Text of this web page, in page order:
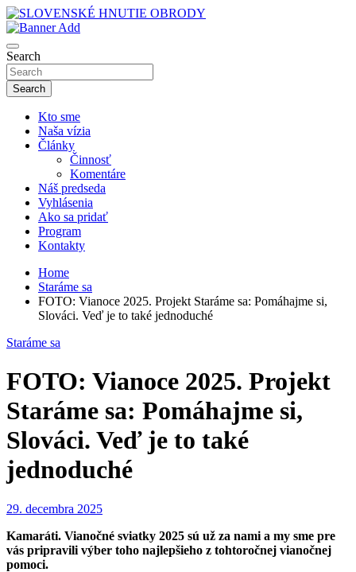
Skip
to
content
SLOVENSKÉ HNUTIE OBRODY
Search
Search
Kto sme
Naša vízia
Články
Činnosť
Komentáre
Náš predseda
Vyhlásenia
Ako sa pridať
Program
Kontakty
Home
Staráme sa
FOTO: Vianoce 2025. Projekt Staráme sa: Pomáhajme si,
Slováci. Veď je to také jednoduché
Staráme sa
FOTO: Vianoce 2025. Projekt
Staráme sa: Pomáhajme si,
Slováci. Veď je to také
jednoduché
29. decembra 2025
Kamaráti. Vianočné sviatky 2025 sú už za nami a my sme pre
vás pripravili výber toho najlepšieho z tohtoročnej vianočnej
pomoci.